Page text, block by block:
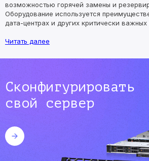
возможностью горячей замены и
Оборудование используется
дата-центрах и других критически
Читать далее
Сконфигурировать
свой сервер